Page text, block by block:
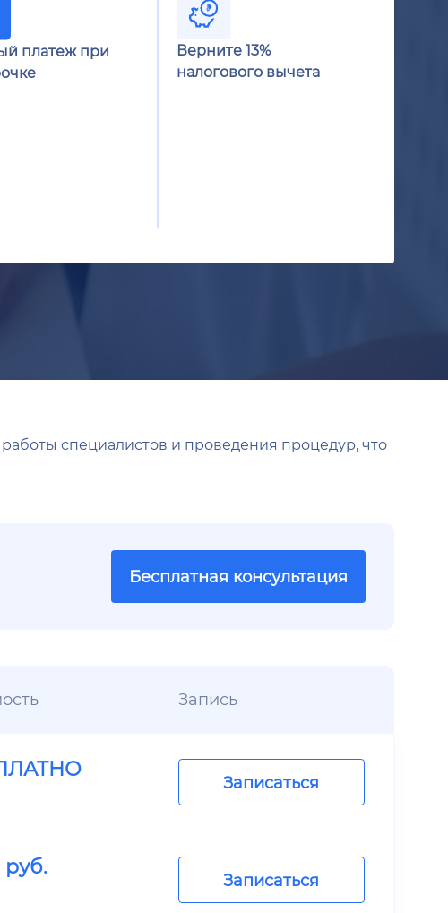
платеж при
Верните 13%
налогового вычета
специалистов и проведения процедур, что
Бесплатная консультация
Запись
Записаться
руб.
Записаться